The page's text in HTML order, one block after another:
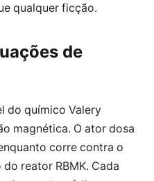
qualquer ficção.
de
do químico Valery
magnética. O ator dosa
corre contra o
reator RBMK. Cada